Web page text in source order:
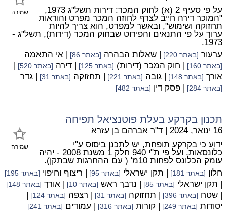
שמירה
על פי סעיף 2 (א) לחוק המכר: דירות תשל"ג 1973,
"המוכר דירה חייב לצרף לחוזה המכר מפרט והוראות
תחזוקה ושימוש", ובאשר למפרט, הוא צריך להיות
ערוך על פי התנאים והפירוט שבחוק המכר (דירות), תשל"ג -
1973.
ערעור [באתר 220] | שאלות הבהרה [באתר 86] | אי התאמה
[באתר 160] | חוק המכר (דירות) [באתר 125] | דירה [באתר 520]
|
אורך [באתר 148] | גובה [באתר 221] | תחזוקה [באתר 31] | גדר
[באתר 284] | פסק דין [באתר 482]
תכנון בקרקע בעלת פוטנציאל תפיחה
שמירה
16 ינואר, 2024 | ד"ר אברהם בן עזרא
ידוע כי בקרקע תופחת, יש לתכנן ביסוס ע"י
כלונסאות, ועל פי ת"י 940 חלק 1 משנת 2008 - יהיה
עומק הכלונס לפחות 10מ' ( עם ההחרגות שבתקן).
חלון [באתר 181] | תקן ישראלי [באתר 95] | ריצוף וחיפוי [באתר 195]
| תקן ישראלי [באתר 85] | נדבך ראש [באתר 10] | אורך [באתר 148]
| שטח [באתר 396] | תחזוקה [באתר 31] | רצפה [באתר 124]
|
יסודות [באתר 249] | קורות [באתר 316] | עמודים [באתר 241]